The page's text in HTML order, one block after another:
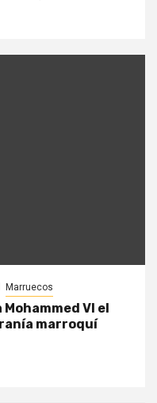
Marruecos
VI el
marroquí